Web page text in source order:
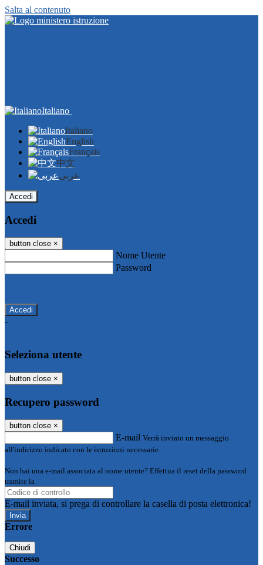
Salta al contenuto
Italiano
Italiano
English
Français
中文
عربى
Accedi
Accedi
button close ×
Nome Utente
Password
-
Seleziona utente
button close ×
Recupero password
button close ×
E-mail Verrà inviato un messaggio
all'indirizzo indicato con le istruzioni necessarie.
Non hai una e-mail associata al nome utente? Effettua il reset della password
tramite la
E-mail inviata, si prega di controllare la casella di posta elettronica!
Errore
Chiudi
Successo